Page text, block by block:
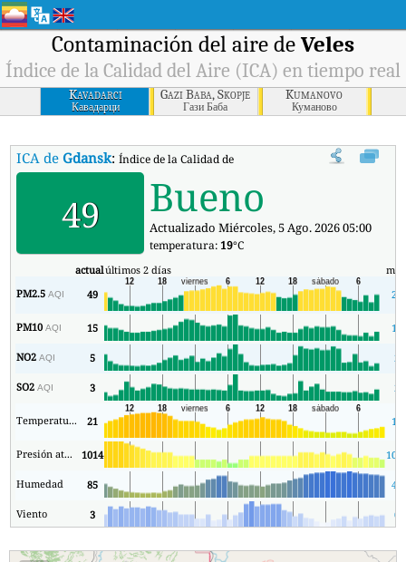
Contaminación del aire de Veles
Índice de la Calidad del Aire (ICA) en tiempo real
Kavadarci
Кавадарци
Gazi Baba, Skopje
Гази Баба
Kumanovo
Куманово
ICA deGdansk:Índice de la Calidad del Aire (ICA) de Gdansk en tiempo
49 Bueno
Actualizado Miércoles, 5 Ago. 2026 05:00
temperatura: 19°C
actualúltimos 2 días
PM2.5AQI 49 29
PM10AQI 15 10
NO2AQI 5 2
SO2AQI 3 2
Temperatura. 21 16
Presión atmosférica 1014
Humedad 85 40
Viento 3 0